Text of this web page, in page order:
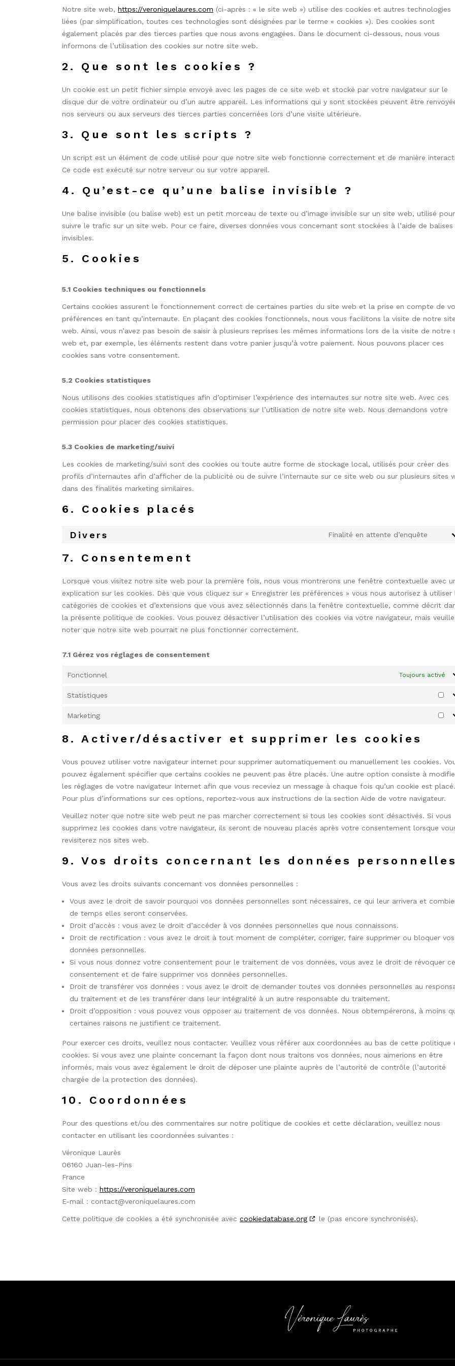
Notre site web, https://veroniquelaures.com (ci-après : « le site web ») utilise des cookies et autres technologies
liées (par simplification, toutes ces technologies sont désignées par le terme « cookies »). Des cookies sont
également placés par des tierces parties que nous avons engagées. Dans le document ci-dessous, nous vous
informons de l’utilisation des cookies sur notre site web.
2. Que sont les cookies ?
Un cookie est un petit fichier simple envoyé avec les pages de ce site web et stocké par votre navigateur sur le
disque dur de votre ordinateur ou d’un autre appareil. Les informations qui y sont stockées peuvent être
nos serveurs ou aux serveurs des tierces parties concernées lors d’une visite ultérieure.
3. Que sont les scripts ?
Un script est un élément de code utilisé pour que notre site web fonctionne correctement et de manière
Ce code est exécuté sur notre serveur ou sur votre appareil.
4. Qu’est-ce qu’une balise invisible ?
Une balise invisible (ou balise web) est un petit morceau de texte ou d’image invisible sur un site web, utilisé pour
suivre le trafic sur un site web. Pour ce faire, diverses données vous concernant sont stockées à l’aide de balises
invisibles.
5. Cookies
5.1 Cookies techniques ou fonctionnels
Certains cookies assurent le fonctionnement correct de certaines parties du site web et la prise en compte de
préférences en tant qu’internaute. En plaçant des cookies fonctionnels, nous vous facilitons la visite de notre site
web. Ainsi, vous n’avez pas besoin de saisir à plusieurs reprises les mêmes informations lors de la visite de notre
web et, par exemple, les éléments restent dans votre panier jusqu’à votre paiement. Nous pouvons placer ces
cookies sans votre consentement.
5.2 Cookies statistiques
Nous utilisons des cookies statistiques afin d’optimiser l’expérience des internautes sur notre site web. Avec ces
cookies statistiques, nous obtenons des observations sur l’utilisation de notre site web. Nous demandons votre
permission pour placer des cookies statistiques.
5.3 Cookies de marketing/suivi
Les cookies de marketing/suivi sont des cookies ou toute autre forme de stockage local, utilisés pour créer des
profils d’internautes afin d’afficher de la publicité ou de suivre l’internaute sur ce site web ou sur plusieurs sites
dans des finalités marketing similaires.
6. Cookies placés
Divers Finalité en attente d’enquête
7. Consentement
Lorsque vous visitez notre site web pour la première fois, nous vous montrerons une fenêtre contextuelle avec
explication sur les cookies. Dès que vous cliquez sur « Enregistrer les préférences » vous nous autorisez à utiliser
catégories de cookies et d’extensions que vous avez sélectionnés dans la fenêtre contextuelle, comme décrit
la présente politique de cookies. Vous pouvez désactiver l’utilisation des cookies via votre navigateur, mais
noter que notre site web pourrait ne plus fonctionner correctement.
7.1 Gérez vos réglages de consentement
Fonctionnel Toujours activé
Statistiques
Marketing
8. Activer/désactiver et supprimer les cookies
Vous pouvez utiliser votre navigateur internet pour supprimer automatiquement ou manuellement les cookies.
pouvez également spécifier que certains cookies ne peuvent pas être placés. Une autre option consiste à
les réglages de votre navigateur Internet afin que vous receviez un message à chaque fois qu’un cookie est placé.
Pour plus d’informations sur ces options, reportez-vous aux instructions de la section Aide de votre navigateur.
Veuillez noter que notre site web peut ne pas marcher correctement si tous les cookies sont désactivés. Si vous
supprimez les cookies dans votre navigateur, ils seront de nouveau placés après votre consentement lorsque
revisiterez nos sites web.
9. Vos droits concernant les données personnelles
Vous avez les droits suivants concernant vos données personnelles :
Vous avez le droit de savoir pourquoi vos données personnelles sont nécessaires, ce qui leur arrivera et
de temps elles seront conservées.
Droit d’accès : vous avez le droit d’accéder à vos données personnelles que nous connaissons.
Droit de rectification : vous avez le droit à tout moment de compléter, corriger, faire supprimer ou bloquer vos
données personnelles.
Si vous nous donnez votre consentement pour le traitement de vos données, vous avez le droit de révoquer ce
consentement et de faire supprimer vos données personnelles.
Droit de transférer vos données : vous avez le droit de demander toutes vos données personnelles au
du traitement et de les transférer dans leur intégralité à un autre responsable du traitement.
Droit d’opposition : vous pouvez vous opposer au traitement de vos données. Nous obtempérerons, à moins
certaines raisons ne justifient ce traitement.
Pour exercer ces droits, veuillez nous contacter. Veuillez vous référer aux coordonnées au bas de cette politique
cookies. Si vous avez une plainte concernant la façon dont nous traitons vos données, nous aimerions en être
informés, mais vous avez également le droit de déposer une plainte auprès de l’autorité de contrôle (l’autorité
chargée de la protection des données).
10. Coordonnées
Pour des questions et/ou des commentaires sur notre politique de cookies et cette déclaration, veuillez nous
contacter en utilisant les coordonnées suivantes :
Véronique Laurès
06160 Juan-les-Pins
France
Site web : https://veroniquelaures.com
E-mail : moc.serualeuqinorev@tcatnoc
Cette politique de cookies a été synchronisée avec cookiedatabase.org le (pas encore synchronisés).